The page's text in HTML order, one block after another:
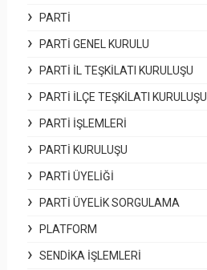
PARTI
PARTI GENEL KURULU
PARTI İL TEŞKILATI KURULUŞU
PARTI İLÇE TEŞKILATI KURULUŞU
PARTI İŞLEMLERI
PARTI KURULUŞU
PARTI ÜYELIĞI
PARTI ÜYELIK SORGULAMA
PLATFORM
SENDIKA İŞLEMLERI